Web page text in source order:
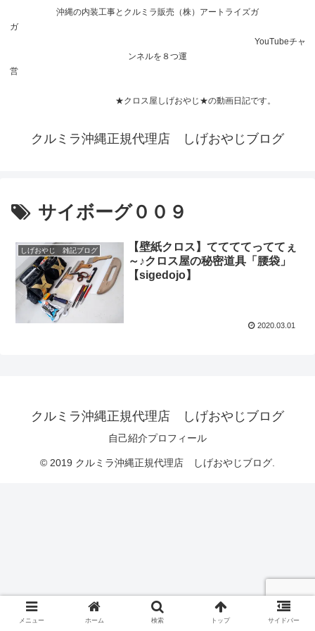
沖縄の内装工事とクルミラ販売（株）アートライズガ
ガ
YouTubeチャ
ンネルを８つ運
営
★クロス屋しげおやじ★の動画日記です。
クルミラ沖縄正規代理店 しげおやじブログ
サイボーグ００９
しげおやじ 雑記ブログ
【壁紙クロス】ててててっててぇ
～♪クロス屋の秘密道具「腰袋」
【sigedojo】
2020.03.01
クルミラ沖縄正規代理店 しげおやじブログ
自己紹介プロフィール
© 2019 クルミラ沖縄正規代理店 しげおやじブログ.
メニュー ホーム 検索 トップ サイドバー